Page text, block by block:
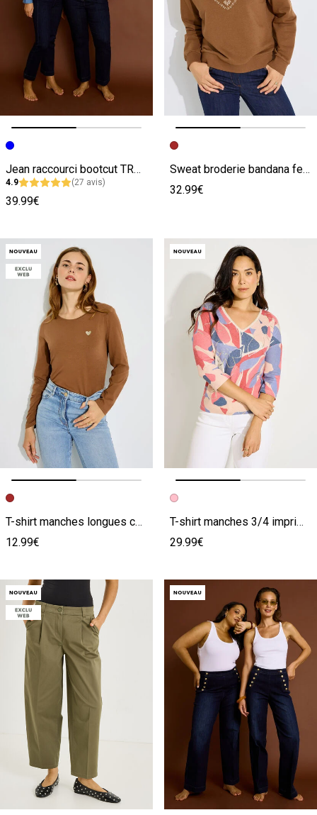
Image précédente
Image suivante
Jean raccourci bootcut TROPEZ RB02 femme
4.9 (27 avis)
39.99€
Image précédente
Image suivante
Sweat broderie bandana femme
32.99€
Image précédente
Image suivante
T-shirt manches longues cœur femme
12.99€
Image précédente
Image suivante
T-shirt manches 3/4 imprimé femme
29.99€